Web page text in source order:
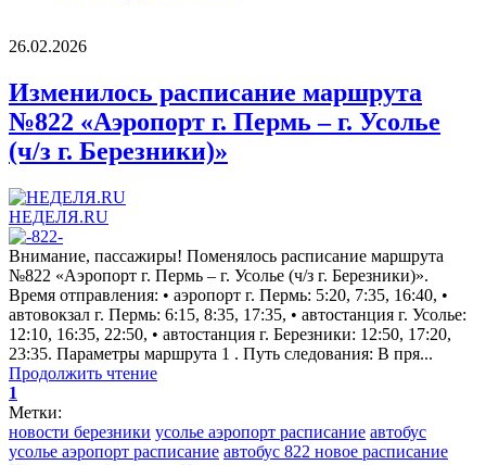
26.02.2026
Изменилось расписание маршрута
№822 «Аэропорт г. Пермь – г. Усолье
(ч/з г. Березники)»
НЕДЕЛЯ.RU
Внимание, пассажиры! Поменялось расписание маршрута
№822 «Аэропорт г. Пермь – г. Усолье (ч/з г. Березники)».
Время отправления: • аэропорт г. Пермь: 5:20, 7:35, 16:40, •
автовокзал г. Пермь: 6:15, 8:35, 17:35, • автостанция г. Усолье:
12:10, 16:35, 22:50, • автостанция г. Березники: 12:50, 17:20,
23:35. Параметры маршрута 1 . Путь следования: В пря...
Продолжить чтение
1
Метки:
новости березники усолье аэропорт расписание автобус
усолье аэропорт расписание автобус 822 новое расписание